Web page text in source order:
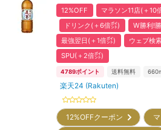
12%OFF マラソン11店(＋10
ドリンク(＋6倍㌽)
W勝利!
最強翌日(＋1倍㌽)
ウェブ検
SPU(＋2倍㌽)
4789ポイント 送料無料
楽天24 (Rakuten)
12%OFFクーポン